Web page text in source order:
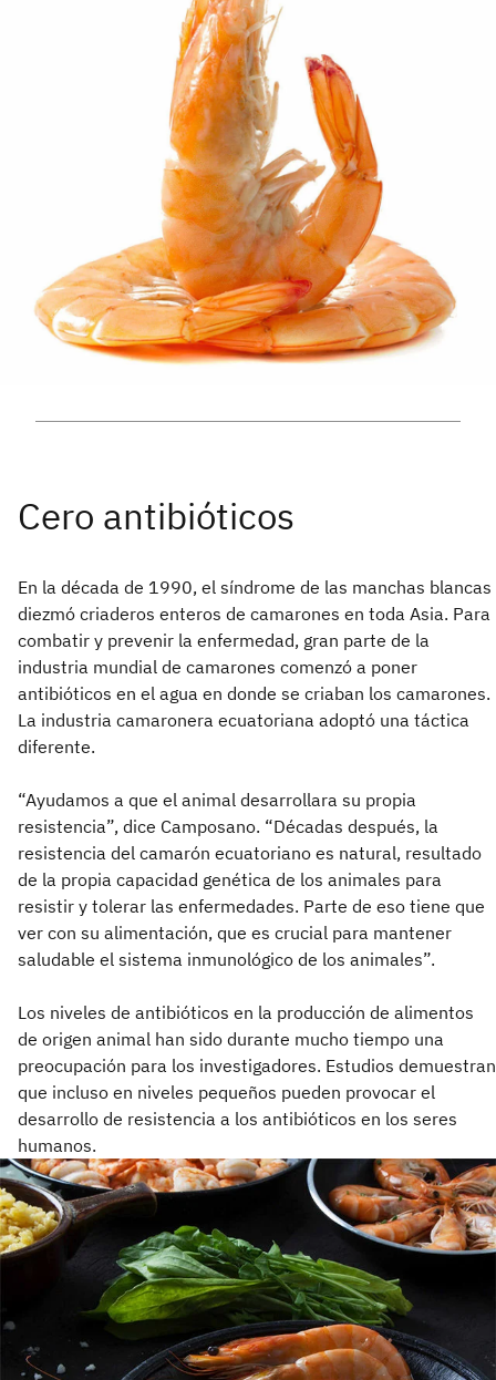
En la década de 1990, el síndrome de las manchas blancas
diezmó criaderos enteros de camarones en toda Asia. Para
combatir y prevenir la enfermedad, gran parte de la
industria mundial de camarones comenzó a poner
antibióticos en el agua en donde se criaban los camarones.
La industria camaronera ecuatoriana adoptó una táctica
diferente.
“Ayudamos a que el animal desarrollara su propia
resistencia”, dice Camposano. “Décadas después, la
resistencia del camarón ecuatoriano es natural, resultado
de la propia capacidad genética de los animales para
resistir y tolerar las enfermedades. Parte de eso tiene que
ver con su alimentación, que es crucial para mantener
saludable el sistema inmunológico de los animales”.
Los niveles de antibióticos en la producción de alimentos
de origen animal han sido durante mucho tiempo una
preocupación para los investigadores. Estudios demuestran
que incluso en niveles pequeños pueden provocar el
desarrollo de resistencia a los antibióticos en los seres
humanos.